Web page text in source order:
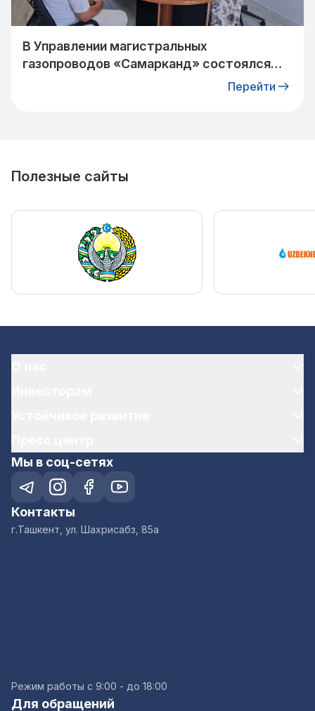
В Управлении магистральных
газопроводов «Самарканд» состоялся
прием граждан: очередное обращение
Перейти
Полезные сайты
Мы в соц-сетях
Контакты
г.Ташкент, ул. Шахрисабз, 85а
Режим работы с 9:00 - до 18:00
Для обращений